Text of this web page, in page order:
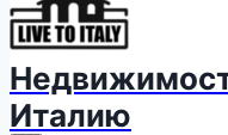
Италию